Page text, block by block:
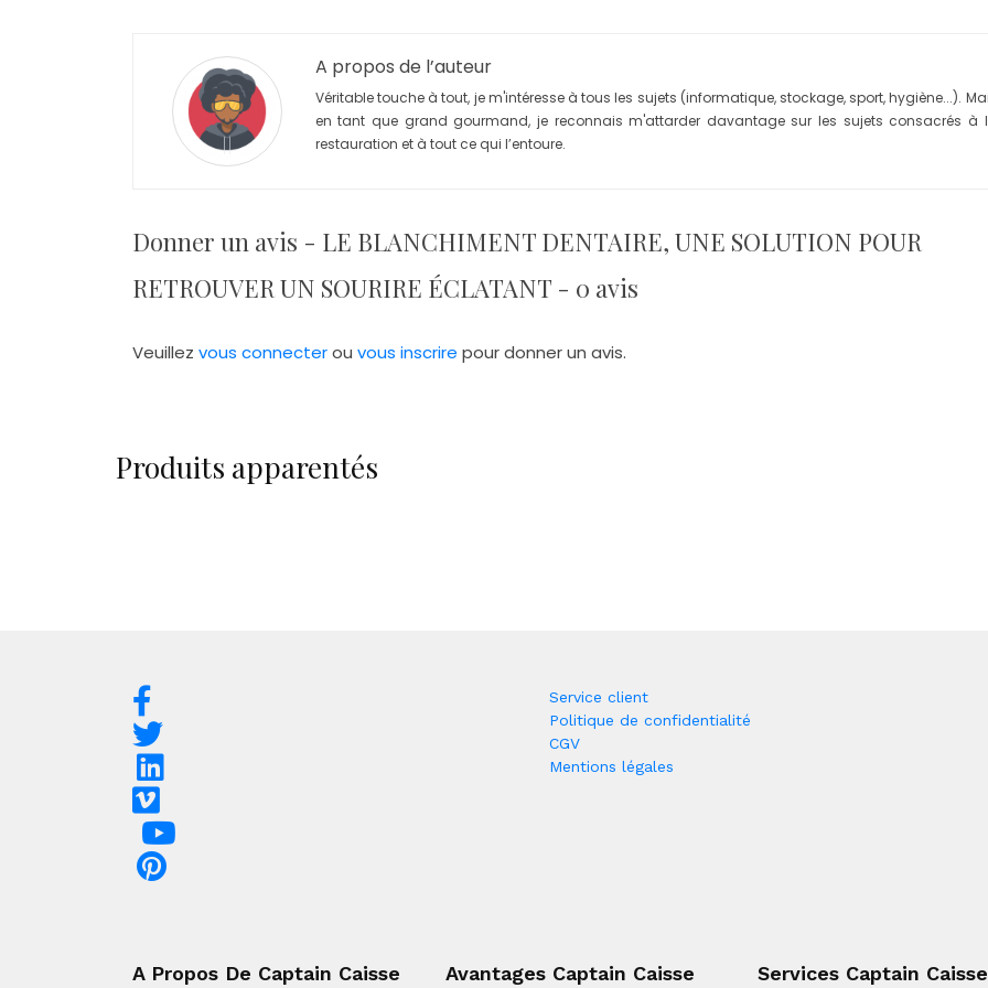
A propos de l’auteur
Véritable touche à tout, je m'intéresse à tous les sujets (informatique, stockage, sport, hygiène...).
en tant que grand gourmand, je reconnais m'attarder davantage sur les sujets consacrés à
restauration et à tout ce qui l’entoure.
Donner un avis - LE BLANCHIMENT DENTAIRE, UNE SOLUTION POUR
RETROUVER UN SOURIRE ÉCLATANT - 0 avis
Veuillez vous connecterou vous inscrire pour donner un avis.
Produits apparentés
Service client
Politique de confidentialité
CGV
Mentions légales
A Propos De Captain Caisse Avantages Captain Caisse Services Captain Caisse